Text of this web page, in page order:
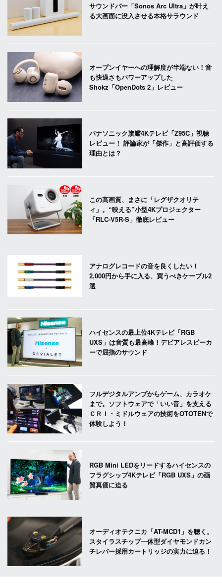
サウンドバー「Sonos Arc Ultra」が叶え
る大画面に没入させる本格サラウンド
オープンイヤーへの理解度が半端ない！音
も快適さもパワーアップした
Shokz「OpenDots 2」レビュー
パナソニック旗艦4Kテレビ「Z95C」視聴
レビュー！ 評論家が「傑作」と高評価する
理由とは？
この高画質、まさに「レグザクオリテ
ィ」。“映える”小型4Kプロジェクター
「RLC-V5R-S」徹底レビュー
アナログレコードの音を良くしたい！
2,000円から手に入る、買うべきケーブル2
選
ハイセンスの最上位4Kテレビ「RGB
UXS」は音質も最高峰！デビアレスピーカ
ーで屈指のサウンド
フルデジタルアンプからゲーム、カラオケ
まで。ソフトウェアで「いい音」を支える
ＣＲＩ・ミドルウェアの技術をOTOTENで
体験しよう！
RGB Mini LEDをリードするハイセンスの
フラグシップ4Kテレビ「RGB UXS」の画
質真価に迫る
オーディオテクニカ「AT-MCD1」を聴く。
スタイラスチップ一体型ダイヤモンドカン
チレバー採用カートリッジの実力に迫る！